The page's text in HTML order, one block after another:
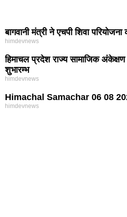
बागवानी मंत्री ने एचपी शिवा परियोजना
himdevnews
हिमाचल प्रदेश राज्य सामाजिक
शुभारम्भ
himdevnews
Himachal Samachar 06 08
himdevnews